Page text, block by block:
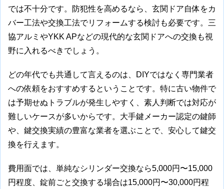
では不十分です。防犯性を高めるなら、玄関ドア自体をカ
バー工法や交換工法でリフォームする検討も必要です。三
協アルミやYKK APなどの現代的な玄関ドアへの交換も視
野に入れるべきでしょう。
どの年代でも共通して言えるのは、DIYではなく専門業者
への依頼をおすすめするということです。特に古い物件で
は予期せぬトラブルが発生しやすく、素人判断では対応が
難しいケースが多いからです。大手鍵メーカー認定の鍵師
や、鍵交換実績の豊富な業者を選ぶことで、安心して鍵交
換を行えます。
費用面では、単純なシリンダー交換なら5,000円〜15,000
円程度、錠前ごと交換する場合は15,000円〜30,000円程